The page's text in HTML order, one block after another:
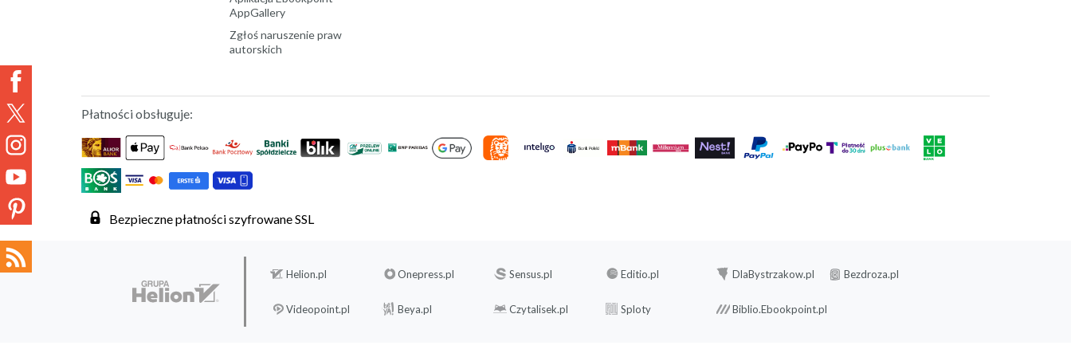
AppGallery
Zgłoś naruszenie praw
autorskich
Płatności obsługuje:
Bezpieczne płatności szyfrowane SSL
Helion.pl Onepress.pl Sensus.pl Editio.pl DlaBystrzakow.pl Bezdroza.pl
Videopoint.pl Beya.pl Czytalisek.pl Sploty Biblio.Ebookpoint.pl